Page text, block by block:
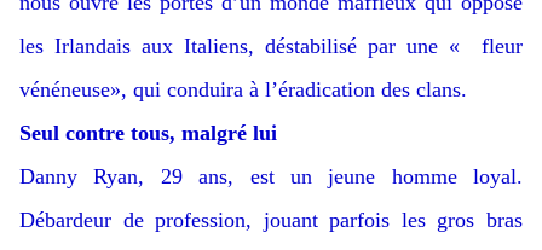
les Irlandais aux Italiens, déstabilisé par une « fleur
vénéneuse», qui conduira à l’éradication des clans.
Seul contre tous, malgré lui
Danny Ryan, 29 ans, est un jeune homme loyal.
Débardeur de profession, jouant parfois les gros bras